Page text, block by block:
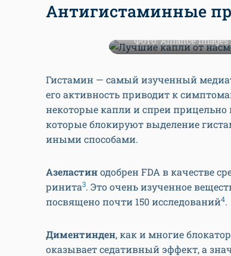
Антигистаминные
Фото: Alliance
Гистамин — самый изученный
его активность приводит к
некоторые капли и спреи
которые блокируют выделение
иными способами.
Азеластинодобрен FDA в качестве
ринита3. Это очень изученное
посвящено почти 150 исследований4.
Диментинден, как и многие
оказывает седативный эффект, а